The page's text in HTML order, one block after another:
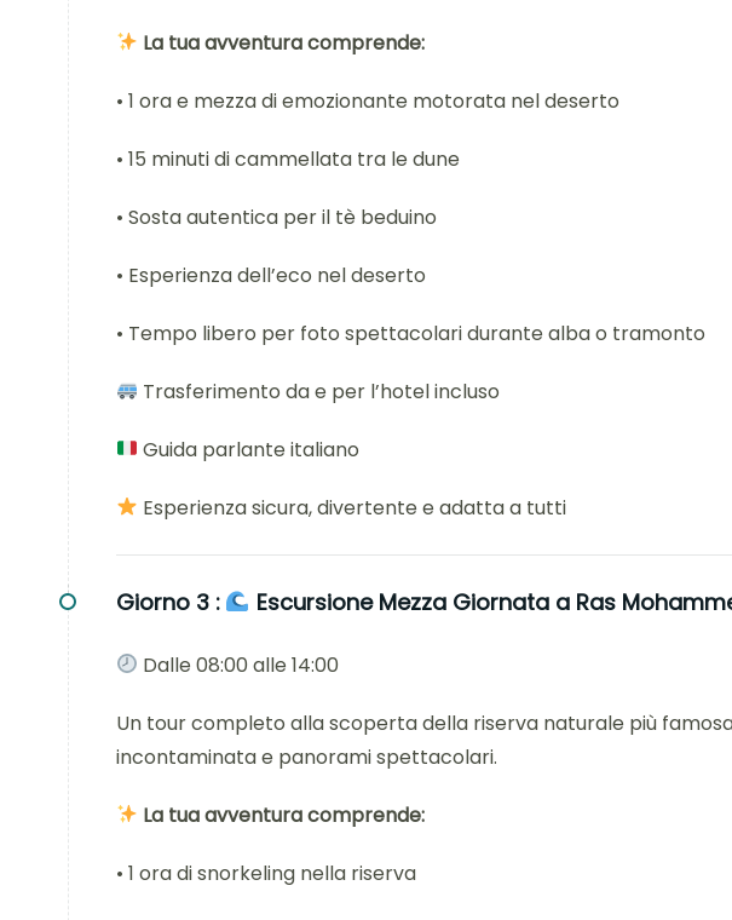
La tua avventura comprende:
• 1 ora e mezza di emozionante motorata nel deserto
• 15 minuti di cammellata tra le dune
• Sosta autentica per il tè beduino
• Esperienza dell’eco nel deserto
• Tempo libero per foto spettacolari durante alba o tramonto
Trasferimento da e per l’hotel incluso
Guida parlante italiano
Esperienza sicura, divertente e adatta a tutti
Giorno 3 : Escursione Mezza Giornata a Ras
Dalle 08:00 alle 14:00
Un tour completo alla scoperta della riserva naturale più
incontaminata e panorami spettacolari.
La tua avventura comprende:
• 1 ora di snorkeling nella riserva